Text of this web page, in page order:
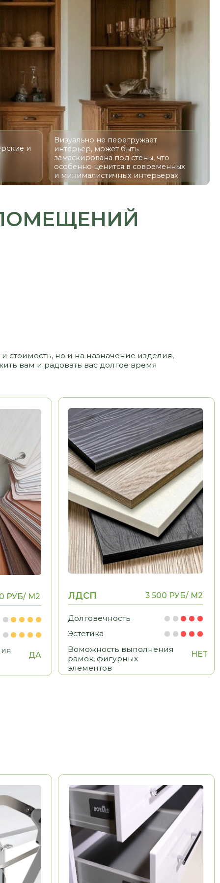
Визуально не перегружает
интерьер, может быть
замаскирована под стены, что
особенно ценится в современных
и на назначение изделия,
вас долгое время
3 500 РУБ/ М2
Эстетика
Воможность выполнения
рамок, фигурных
элементов
НЕТ
Долговечность
Китай
BOYARD
Удобство
Эстетика